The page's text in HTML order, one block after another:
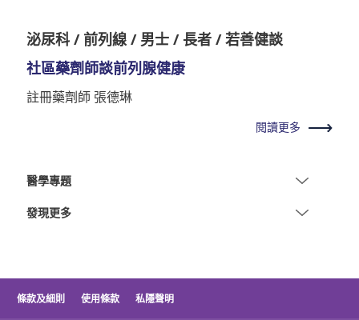
泌尿科 / 前列線 / 男士 / 長者 / 若善健談
社區藥劑師談前列腺健康
註冊藥劑師 張德琳
閱讀更多
醫學專題
發現更多
條款及細則 使用條款 私隱聲明